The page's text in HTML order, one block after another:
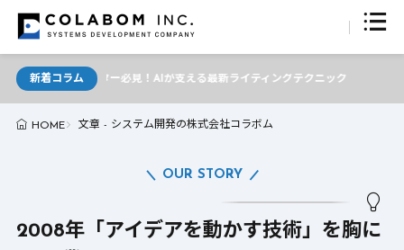
新着コラムライター必見！AIが支える最新ライティングテクニック
HOME 文章 - システム開発の株式会社コラボム
2008年「アイデアを動かす技術」を胸に
OUR STORY